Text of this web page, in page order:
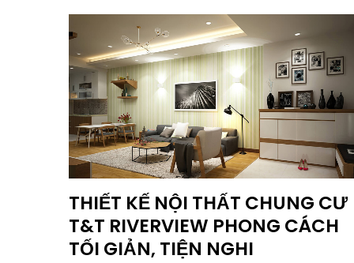
THIẾT KẾ NỘI THẤT CHUNG CƯ
T&T RIVERVIEW PHONG CÁCH
TỐI GIẢN, TIỆN NGHI